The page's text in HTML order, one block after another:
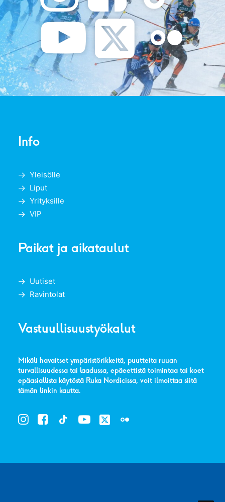
Info
Yleisölle
Liput
Yrityksille
VIP
Paikat ja aikataulut
Uutiset
Ravintolat
Vastuullisuustyökalut
Mikäli havaitset ympäristörikkeitä, puutteita ruuan
turvallisuudessa tai laadussa, epäeettistä toimintaa tai koet
epäasiallista käytöstä Ruka Nordicissa, voit ilmoittaa siitä
tämän linkin kautta.